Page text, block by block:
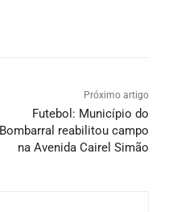
Próximo artigo
Futebol: Município do
Bombarral reabilitou campo
na Avenida Cairel Simão